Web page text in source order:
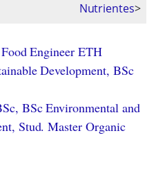
Nutrientes>
Engineer ETH
Development, BSc
BSc Environmental and
Stud. Master Organic